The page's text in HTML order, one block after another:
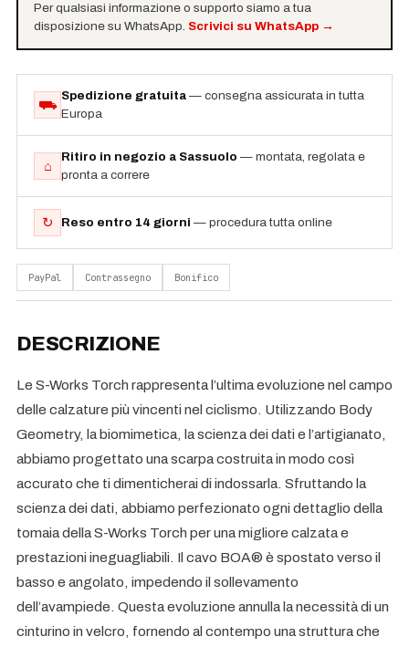
Per qualsiasi informazione o supporto siamo a tua
disposizione su WhatsApp. Scrivici su WhatsApp→
⛟
Spedizione gratuita — consegna assicurata in tutta
Europa
⌂
Ritiro in negozio a Sassuolo — montata, regolata e
pronta a correre
↻ Reso entro 14 giorni — procedura tutta online
PayPal Contrassegno Bonifico
DESCRIZIONE
Le S-Works Torch rappresenta l’ultima evoluzione nel campo
delle calzature più vincenti nel ciclismo. Utilizzando Body
Geometry, la biomimetica, la scienza dei dati e l’artigianato,
abbiamo progettato una scarpa costruita in modo così
accurato che ti dimenticherai di indossarla. Sfruttando la
scienza dei dati, abbiamo perfezionato ogni dettaglio della
tomaia della S-Works Torch per una migliore calzata e
prestazioni ineguagliabili. Il cavo BOA® è spostato verso il
basso e angolato, impedendo il sollevamento
dell’avampiede. Questa evoluzione annulla la necessità di un
cinturino in velcro, fornendo al contempo una struttura che